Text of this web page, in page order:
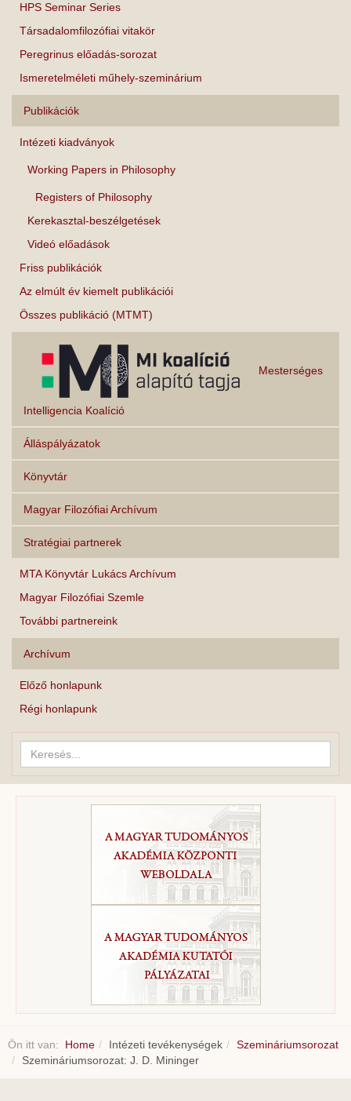
HPS Seminar Series
Társadalomfilozófiai vitakör
Peregrinus előadás-sorozat
Ismeretelméleti műhely-szeminárium
Publikációk
Intézeti kiadványok
Working Papers in Philosophy
Registers of Philosophy
Kerekasztal-beszélgetések
Videó előadások
Friss publikációk
Az elmúlt év kiemelt publikációi
Összes publikáció (MTMT)
Mesterséges
Intelligencia Koalíció
Álláspályázatok
Könyvtár
Magyar Filozófiai Archívum
Stratégiai partnerek
MTA Könyvtár Lukács Archívum
Magyar Filozófiai Szemle
További partnereink
Archívum
Előző honlapunk
Régi honlapunk
Keresés...
Ön itt van: Home Intézeti tevékenységek
Szemináriumsorozat
Szemináriumsorozat: J. D. Mininger